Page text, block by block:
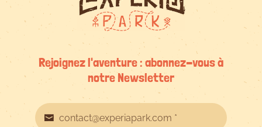
Rejoignez l'aventure : abonnez-vous à
notre Newsletter